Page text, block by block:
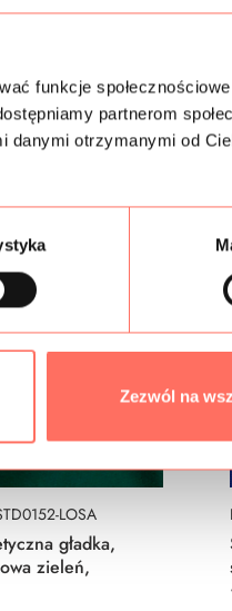
funkcje
partnerom
danymi otrzymanymi od
Zezwól na
LOSA
gładka,
zieleń,